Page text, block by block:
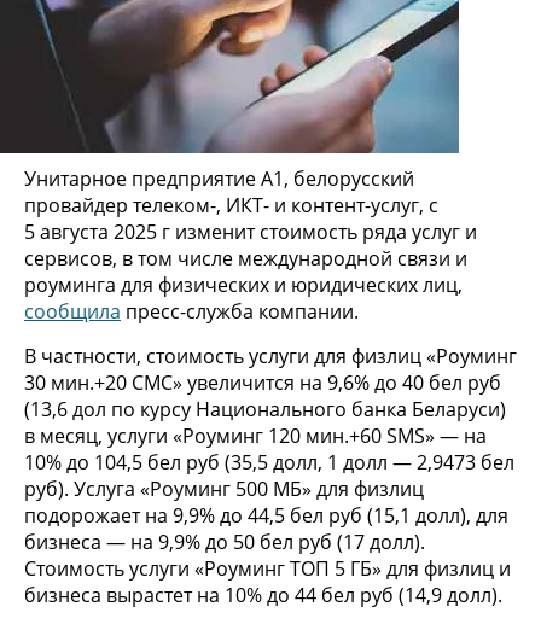
Унитарное предприятие А1, белорусский
провайдер телеком-, ИКТ- и контент-услуг, с
5 августа 2025 г изменит стоимость ряда услуг и
сервисов, в том числе международной связи и
роуминга для физических и юридических лиц,
сообщила пресс-служба компании.
В частности, стоимость услуги для физлиц «Роуминг
30 мин.+20 СМС» увеличится на 9,6% до 40 бел руб
(13,6 дол по курсу Национального банка Беларуси)
в месяц, услуги «Роуминг 120 мин.+60 SMS» — на
10% до 104,5 бел руб (35,5 долл, 1 долл — 2,9473 бел
руб). Услуга «Роуминг 500 МБ» для физлиц
подорожает на 9,9% до 44,5 бел руб (15,1 долл), для
бизнеса — на 9,9% до 50 бел руб (17 долл).
Стоимость услуги «Роуминг ТОП 5 ГБ» для физлиц и
бизнеса вырастет на 10% до 44 бел руб (14,9 долл).